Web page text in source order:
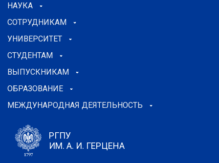
НАУКА
СОТРУДНИКАМ
УНИВЕРСИТЕТ
СТУДЕНТАМ
ВЫПУСКНИКАМ
ОБРАЗОВАНИЕ
МЕЖДУНАРОДНАЯ ДЕЯТЕЛЬНОСТЬ
РГПУ
ИМ. А. И. ГЕРЦЕНА